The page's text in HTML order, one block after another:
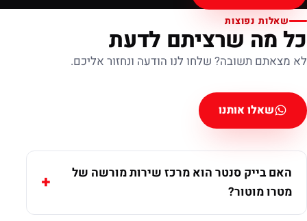
שאלות נפוצות
כל מה שרציתם לדעת
לא מצאתם תשובה? שלחו לנו הודעה ונחזור אליכם.
שאלו אותנו
האם בייק סנטר הוא מרכז שירות מורשה של
מטרו מוטור?